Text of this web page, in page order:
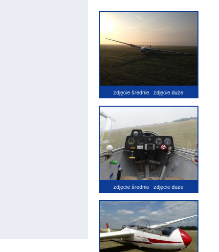
zdjęcie średnie zdjęcie duże
zdjęcie średnie zdjęcie duże